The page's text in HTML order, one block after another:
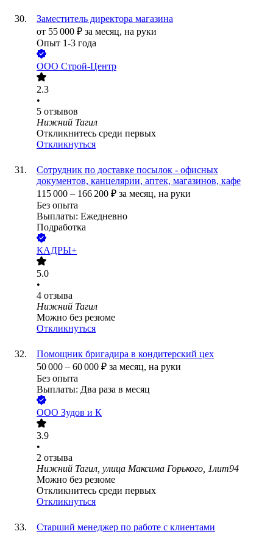
Заместитель директора магазина
от 55 000 ₽ за месяц, на руки
Опыт 1-3 года
ООО Строй-Центр
2.3
•
5 отзывов
Нижний Тагил
Откликнитесь среди первых
Откликнуться
Сотрудник по доставке посылок - офисных
документов, канцелярии, аптек, магазинов, кафе
115 000 – 166 200 ₽ за месяц, на руки
Без опыта
Выплаты: Ежедневно
Подработка
КАДРЫ+
5.0
•
4 отзыва
Нижний Тагил
Можно без резюме
Откликнуться
Помощник бригадира в кондитерский цех
50 000 – 60 000 ₽ за месяц, на руки
Без опыта
Выплаты: Два раза в месяц
ООО Зудов и К
3.9
•
2 отзыва
Нижний Тагил, улица Максима Горького, 1лит94
Можно без резюме
Откликнитесь среди первых
Откликнуться
Старший менеджер по работе с клиентами